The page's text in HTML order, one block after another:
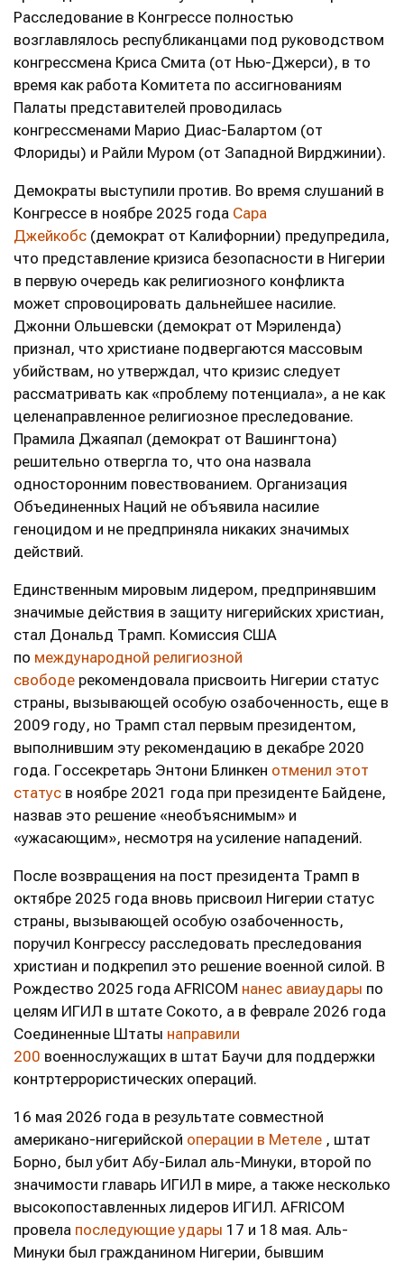
Расследование в Конгрессе полностью
возглавлялось республиканцами под руководством
конгрессмена Криса Смита (от Нью-Джерси), в то
время как работа Комитета по ассигнованиям
Палаты представителей проводилась
конгрессменами Марио Диас-Балартом (от
Флориды) и Райли Муром (от Западной Вирджинии).
Демократы выступили против. Во время слушаний в
Конгрессе в ноябре 2025 года Сара
Джейкобс (демократ от Калифорнии) предупредила,
что представление кризиса безопасности в Нигерии
в первую очередь как религиозного конфликта
может спровоцировать дальнейшее насилие.
Джонни Ольшевски (демократ от Мэриленда)
признал, что христиане подвергаются массовым
убийствам, но утверждал, что кризис следует
рассматривать как «проблему потенциала», а не как
целенаправленное религиозное преследование.
Прамила Джаяпал (демократ от Вашингтона)
решительно отвергла то, что она назвала
односторонним повествованием. Организация
Объединенных Наций не объявила насилие
геноцидом и не предприняла никаких значимых
действий.
Единственным мировым лидером, предпринявшим
значимые действия в защиту нигерийских христиан,
стал Дональд Трамп. Комиссия США
по международной религиозной
свободе рекомендовала присвоить Нигерии статус
страны, вызывающей особую озабоченность, еще в
2009 году, но Трамп стал первым президентом,
выполнившим эту рекомендацию в декабре 2020
года. Госсекретарь Энтони Блинкен отменил этот
статус в ноябре 2021 года при президенте Байдене,
назвав это решение «необъяснимым» и
«ужасающим», несмотря на усиление нападений.
После возвращения на пост президента Трамп в
октябре 2025 года вновь присвоил Нигерии статус
страны, вызывающей особую озабоченность,
поручил Конгрессу расследовать преследования
христиан и подкрепил это решение военной силой. В
Рождество 2025 года AFRICOM нанес авиаудары по
целям ИГИЛ в штате Сокото, а в феврале 2026 года
Соединенные Штаты направили
200 военнослужащих в штат Баучи для поддержки
контртеррористических операций.
16 мая 2026 года в результате совместной
американо-нигерийской операции в Метеле , штат
Борно, был убит Абу-Билал аль-Минуки, второй по
значимости главарь ИГИЛ в мире, а также несколько
высокопоставленных лидеров ИГИЛ. AFRICOM
провела последующие удары 17 и 18 мая. Аль-
Минуки был гражданином Нигерии, бывшим